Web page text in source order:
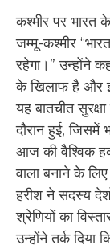
कश्मीर पर भारत
जम्मू-कश्मीर
रहेगा।” उन्होंने
के खिलाफ है और
यह बातचीत
दौरान हुई,
आज की वैश्विक
वाला बनाने के
हरीश ने सदस्य
श्रेणियों का
उन्होंने तर्क दिया